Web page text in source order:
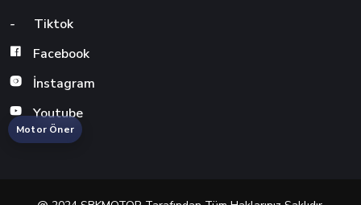
-
Tiktok
Facebook
İnstagram
Youtube
Motor Öner